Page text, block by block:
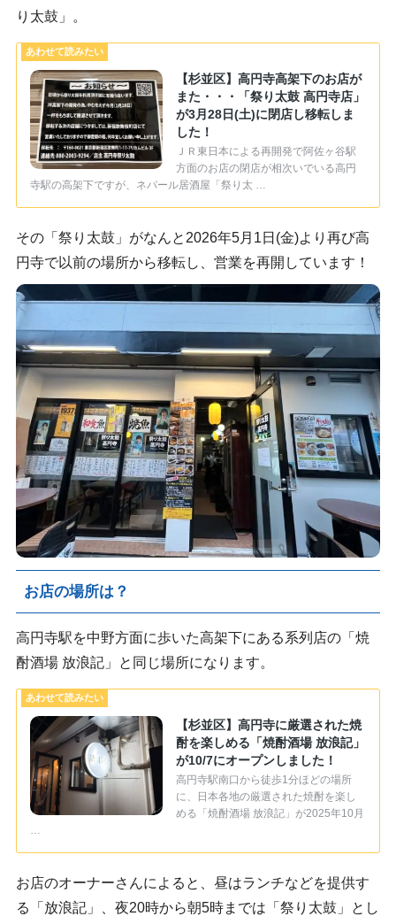
り太鼓」。
【杉並区】高円寺高架下のお店が
また・・・「祭り太鼓 高円寺店」
が3月28日(土)に閉店し移転しま
した！
ＪＲ東日本による再開発で阿佐ヶ谷駅
方面のお店の閉店が相次いでいる高円
寺駅の高架下ですが、ネパール居酒屋「祭り太 …
その「祭り太鼓」がなんと2026年5月1日(金)より再び高
円寺で以前の場所から移転し、営業を再開しています！
お店の場所は？
高円寺駅を中野方面に歩いた高架下にある系列店の「焼
酎酒場 放浪記」と同じ場所になります。
【杉並区】高円寺に厳選された焼
酎を楽しめる「焼酎酒場 放浪記」
が10/7にオープンしました！
高円寺駅南口から徒歩1分ほどの場所
に、日本各地の厳選された焼酎を楽し
める「焼酎酒場 放浪記」が2025年10月
…
お店のオーナーさんによると、昼はランチなどを提供す
る「放浪記」、夜20時から朝5時までは「祭り太鼓」とし